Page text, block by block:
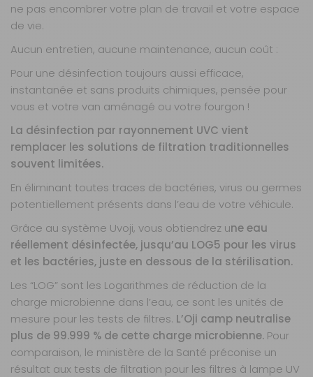
ne pas encombrer votre plan de travail et votre espace
de vie.
Aucun entretien, aucune maintenance, aucun coût :
Pour une désinfection toujours aussi efficace,
instantanée et sans produits chimiques, pensée pour
vous et votre van aménagé ou votre fourgon !
La désinfection par rayonnement UVC vient
remplacer les solutions de filtration traditionnelles
souvent limitées.
En éliminant toutes traces de bactéries, virus ou germes
potentiellement présents dans l’eau de votre véhicule.
Grâce au système Uvoji, vous obtiendrez une eau
réellement désinfectée, jusqu’au LOG5 pour les virus
et les bactéries, juste en dessous de la stérilisation.
Les “LOG” sont les Logarithmes de réduction de la
charge microbienne dans l’eau, ce sont les unités de
mesure pour les tests de filtres. L’Oji camp neutralise
plus de 99.999 % de cette charge microbienne. Pour
comparaison, le ministère de la Santé préconise un
résultat aux tests de filtration pour les filtres à lampe UV